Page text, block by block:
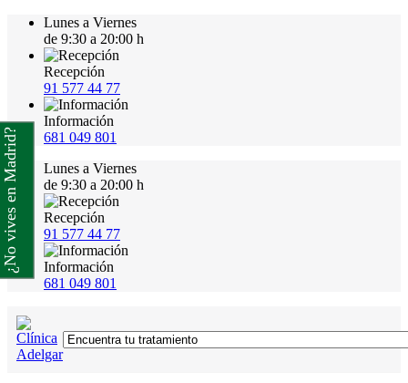
Lunes a Viernes
de 9:30 a 20:00 h
Recepción
91 577 44 77
Información
681 049 801
Lunes a Viernes
de 9:30 a 20:00 h
Recepción
91 577 44 77
Información
681 049 801
¿No vives en Madrid?